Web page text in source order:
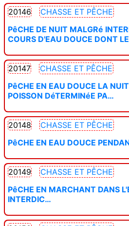
20146
CHASSE ET PÊCHE
PêCHE DE NUIT MALGRé
COURS D'EAU DOUCE DONT
20147
CHASSE ET PÊCHE
PêCHE EN EAU DOUCE LA
POISSON DéTERMINéE PA…
20148
CHASSE ET PÊCHE
PêCHE EN EAU DOUCE
20149
CHASSE ET PÊCHE
PêCHE EN MARCHANT DANS
INTERDIC…